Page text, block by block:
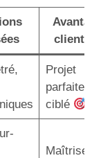
client
Projet
ciblé
Maîtrise